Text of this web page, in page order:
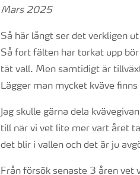
Mars 2025
Så här långt ser det verkligen
Så fort fälten har torkat upp
tät vall. Men samtidigt är
Lägger man mycket kväve
Jag skulle gärna dela
till när vi vet lite mer vart året
det blir i vallen och det är ju
Från försök senaste 3 åren